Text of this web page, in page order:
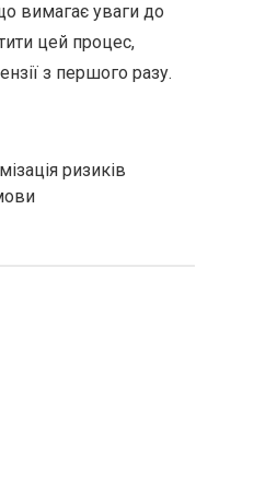
вимагає уваги до
цей процес,
з першого разу.
ризиків